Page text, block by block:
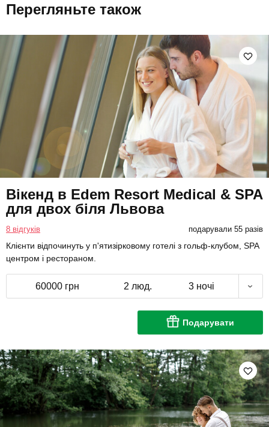
Перегляньте також
Вікенд в Edem Resort Medical & SPA
для двох біля Львова
8 відгуків подарували 55 разів
Клієнти відпочинуть у п'ятизірковому готелі з гольф-клубом, SPA
центром і рестораном.
60000 грн 2 люд. 3 ночі
Подарувати